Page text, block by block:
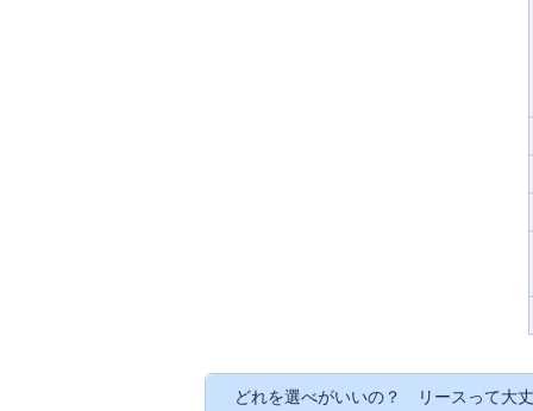
どれを選べがいいの？ リースって大